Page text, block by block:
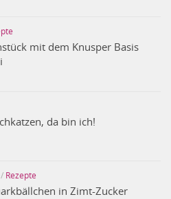
mit dem Knusper Basis
da bin ich!
/ Rezepte
in Zimt-Zucker